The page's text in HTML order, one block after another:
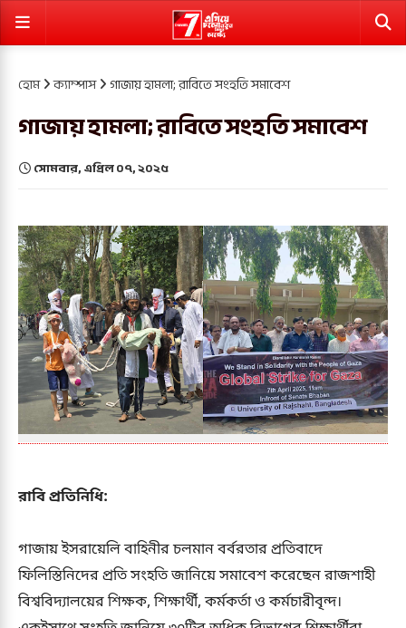
হোম ক্যাম্পাস গাজায় হামলা; রাবিতে সংহতি সমাবেশ
গাজায় হামলা; রাবিতে সংহতি সমাবেশ
সোমবার, এপ্রিল ০৭, ২০২৫
রাবি প্রতিনিধি:
গাজায় ইসরায়েলি বাহিনীর চলমান বর্বরতার প্রতিবাদে
ফিলিস্তিনিদের প্রতি সংহতি জানিয়ে সমাবেশ করেছেন রাজশাহী
বিশ্ববিদ্যালয়ের শিক্ষক, শিক্ষার্থী, কর্মকর্তা ও কর্মচারীবৃন্দ।